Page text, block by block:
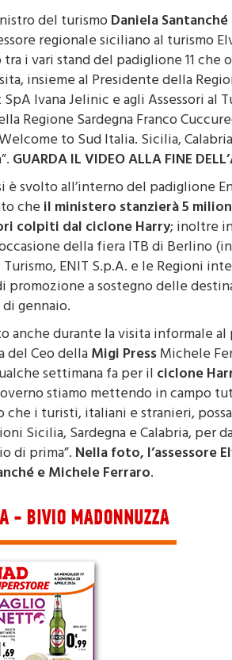
del turismoDaniela Santanché
regionale siciliano al turismo
i vari stand del padiglione 11 che
insieme al Presidente della
Ivana Jelinic e agli Assessori al
Regione Sardegna Franco
to Sud Italia. Sicilia,
GUARDA IL VIDEO ALLA FINE
è svolto all’interno del padiglione
cheil ministero stanzierà 5
colpiti dal ciclone Harry; inoltre
della fiera ITB di Berlino
ENIT S.p.A. e le Regioni
promozione a sostegno delle
gennaio.
anche durante la visita informale
del Ceo dellaMigi PressMichele
settimana fa per ilciclone
stiamo mettendo in campo
che i turisti, italiani e stranieri,
Sicilia, Sardegna e Calabria, per
di prima”. Nella foto, l’assessore
e Michele Ferraro